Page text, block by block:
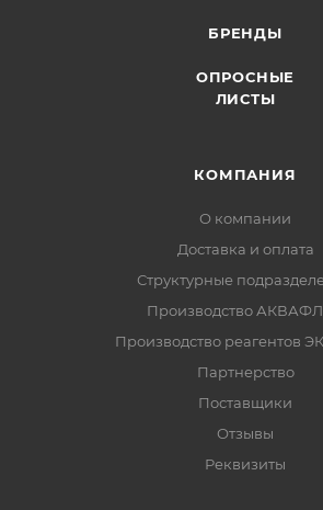
БРЕНДЫ
ОПРОСНЫЕ
ЛИСТЫ
КОМПАНИЯ
О компании
Доставка и оплата
Структурные
Производство
Производство реагентов
Партнерство
Поставщики
Отзывы
Реквизиты